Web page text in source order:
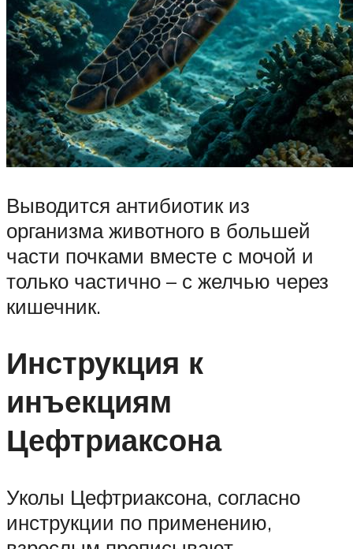
Выводится антибиотик из
организма животного в большей
части почками вместе с мочой и
только частично – с желчью через
кишечник.
Инструкция к
инъекциям
Цефтриаксона
Уколы Цефтриаксона, согласно
инструкции по применению,